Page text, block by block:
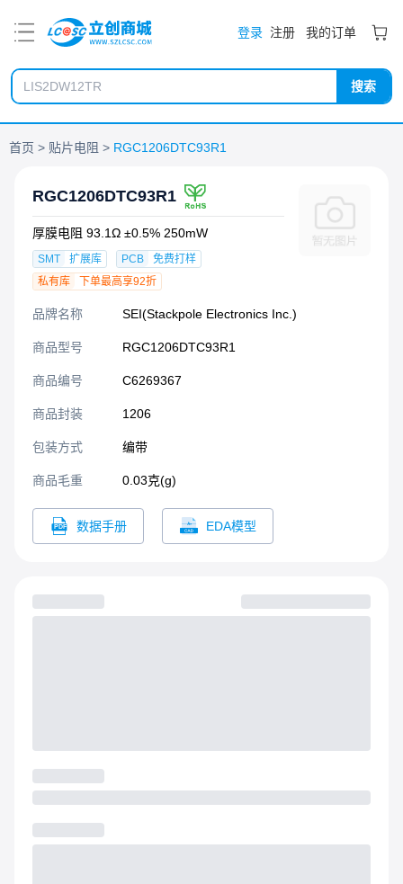
登录 注册 我的订单
搜索
首页 贴片电阻 RGC1206DTC93R1
RGC1206DTC93R1
厚膜电阻 93.1Ω ±0.5% 250mW
SMT 扩展库 PCB
免费打样
私有库
下单最高享92折
品牌名称 SEI(Stackpole Electronics Inc.)
商品型号 RGC1206DTC93R1
商品编号 C6269367
商品封装 1206​
包装方式 编带
商品毛重 0.03克(g)
数据手册 EDA模型